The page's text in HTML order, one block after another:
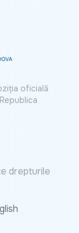
oficială
drepturile